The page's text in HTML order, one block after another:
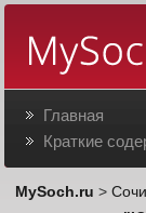
Главная
Краткие
MySoch.ru >